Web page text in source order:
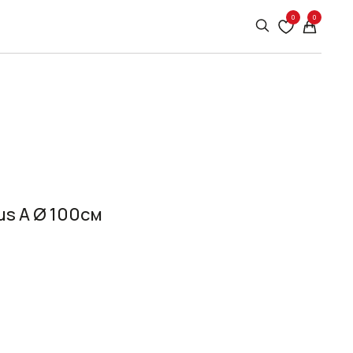
0 0
A Ø 100см